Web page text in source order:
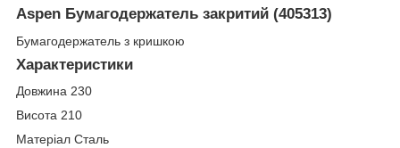
Aspen Бумагодержатель закритий (405313)
Бумагодержатель з кришкою
Характеристики
Довжина 230
Висота 210
Матеріал Сталь